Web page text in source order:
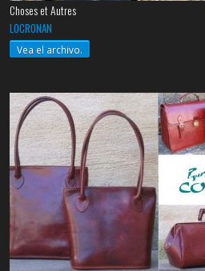
Choses et Autres
LOCRONAN
Vea el archivo.